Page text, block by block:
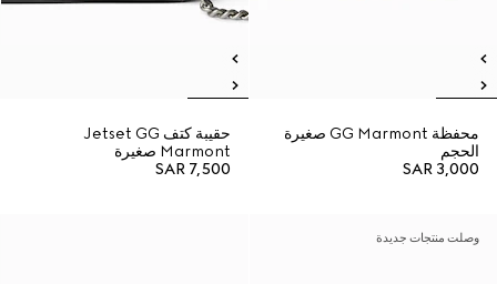
محفظة GG Marmont صغيرة
الحجم
SAR 3,000
حقيبة كتف Jetset GG
Marmont صغيرة
SAR 7,500
وصلت منتجات جديدة